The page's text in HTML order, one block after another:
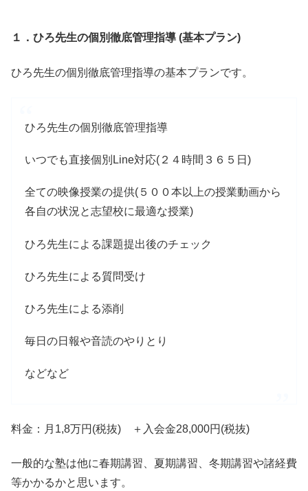
１． ひろ先生の個別徹底管理指導 (基本プラン)
ひろ先生の個別徹底管理指導の基本プランです。
ひろ先生の個別徹底管理指導
いつでも直接個別Line対応(２４時間３６５日)
全ての映像授業の提供(５００本以上の授業動画から
各自の状況と志望校に最適な授業)
ひろ先生による課題提出後のチェック
ひろ先生による質問受け
ひろ先生による添削
毎日の日報や音読のやりとり
などなど
料金：月1,8万円(税抜) ＋入会金28,000円(税抜)
一般的な塾は他に春期講習、夏期講習、冬期講習や諸経費
等かかるかと思います。